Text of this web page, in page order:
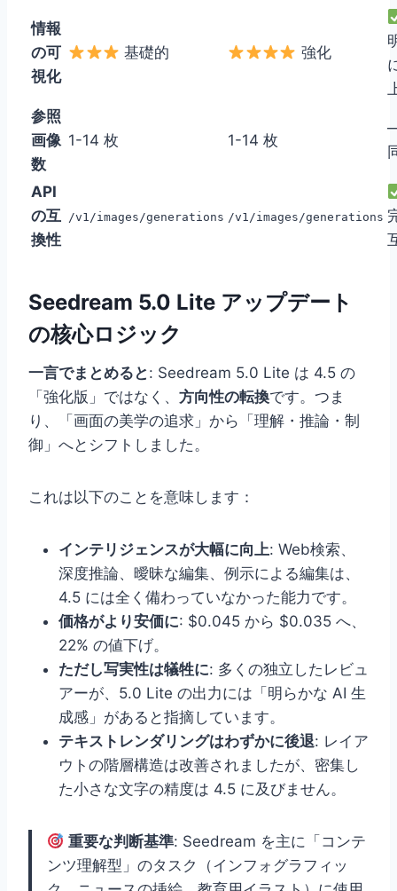
情報
の可
視化
基礎的 強化
参照
画像
数
1-14 枚 1-14 枚
API
の互
換性
/v1/images/generations /v1/images/generations
Seedream 5.0 Lite アップデート
の核心ロジック
一言でまとめると : Seedream 5.0 Lite は 4.5 の
「強化版」ではなく、 方向性の転換です。つま
り、「画面の美学の追求」から「理解・推論・制
御」へとシフトしました。
これは以下のことを意味します：
インテリジェンスが大幅に向上: Web検索、
深度推論、曖昧な編集、例示による編集は、
4.5 には全く備わっていなかった能力です。
価格がより安価に: $0.045 から $0.035 へ、
22% の値下げ。
ただし写実性は犠牲に: 多くの独立したレビュ
アーが、5.0 Lite の出力には「明らかな AI 生
成感」があると指摘しています。
テキストレンダリングはわずかに後退: レイア
ウトの階層構造は改善されましたが、密集し
た小さな文字の精度は 4.5 に及びません。
重要な判断基準: Seedream を主に「コンテ
ンツ理解型」のタスク（インフォグラフィッ